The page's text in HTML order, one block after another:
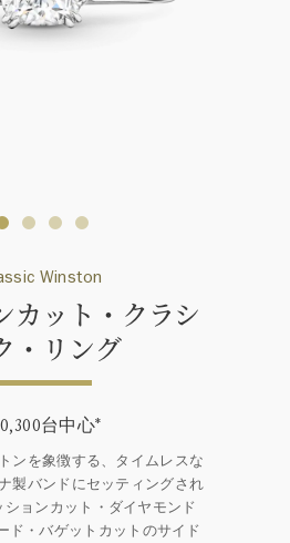
Winston
カット・クラシ
・リング
台中心*
ンを象徴する、タイムレスな
製バンドにセッティングされ
ョンカット・ダイヤモンド
ド・バゲットカットのサイド